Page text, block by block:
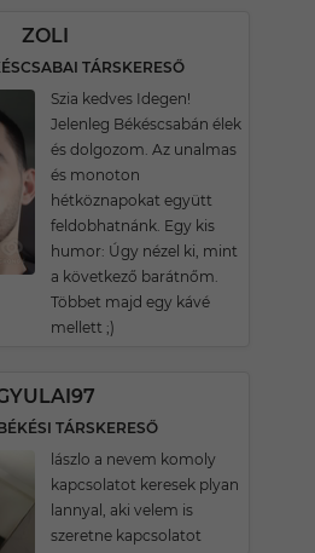
ZOLI
TÁRSKERESŐ
Szia kedves Idegen!
Jelenleg Békéscsabán élek
és dolgozom. Az unalmas
és monoton
hétköznapokat együtt
feldobhatnánk. Egy kis
humor: Úgy nézel ki, mint
a következő barátnőm.
Többet majd egy kávé
mellett ;)
TÁRSKERESŐ
lászlo a nevem komoly
kapcsolatot keresek plyan
lannyal, aki velem is
szeretne kapcsolatot